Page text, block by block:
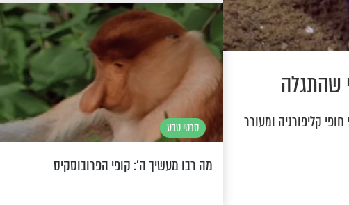
שהתגלה
קליפורניה ומעורר
סרטי טבע
מה רבו מעשיך ה': קופי הפרובוסקיס